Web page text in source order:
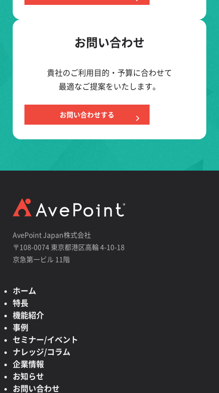
お問い合わせ
貴社のご利用目的・予算に合わせて
最適なご提案をいたします。
お問い合わせする
AvePoint Japan株式会社
〒108-0074 東京都港区高輪 4-10-18
京急第一ビル 11階
ホーム
特長
機能紹介
事例
セミナー/イベント
ナレッジ/コラム
企業情報
お知らせ
お問い合わせ